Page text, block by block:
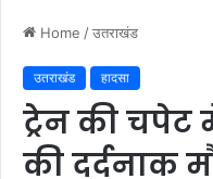
Home /उतराखंड
उतराखंड हादसा
ट्रेन की
की दर्दनाक